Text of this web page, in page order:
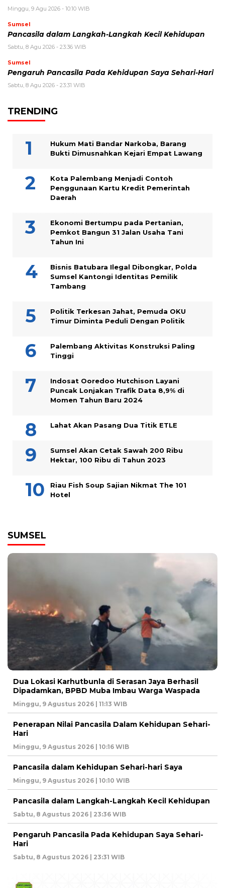
Minggu, 9 Agu 2026 - 10:10 WIB
Sumsel
Pancasila dalam Langkah-Langkah Kecil Kehidupan
Sabtu, 8 Agu 2026 - 23:36 WIB
Sumsel
Pengaruh Pancasila Pada Kehidupan Saya Sehari-Hari
Sabtu, 8 Agu 2026 - 23:31 WIB
TRENDING
Hukum Mati Bandar Narkoba, Barang
Bukti Dimusnahkan Kejari Empat Lawang
Kota Palembang Menjadi Contoh
Penggunaan Kartu Kredit Pemerintah
Daerah
Ekonomi Bertumpu pada Pertanian,
Pemkot Bangun 31 Jalan Usaha Tani
Tahun Ini
Bisnis Batubara Ilegal Dibongkar, Polda
Sumsel Kantongi Identitas Pemilik
Tambang
Politik Terkesan Jahat, Pemuda OKU
Timur Diminta Peduli Dengan Politik
Palembang Aktivitas Konstruksi Paling
Tinggi
Indosat Ooredoo Hutchison Layani
Puncak Lonjakan Trafik Data 8,9% di
Momen Tahun Baru 2024
Lahat Akan Pasang Dua Titik ETLE
Sumsel Akan Cetak Sawah 200 Ribu
Hektar, 100 Ribu di Tahun 2023
Riau Fish Soup Sajian Nikmat The 101
Hotel
SUMSEL
Dua Lokasi Karhutbunla di Serasan Jaya Berhasil
Dipadamkan, BPBD Muba Imbau Warga Waspada
Minggu, 9 Agustus 2026 | 11:13 WIB
Penerapan Nilai Pancasila Dalam Kehidupan Sehari-
Hari
Minggu, 9 Agustus 2026 | 10:16 WIB
Pancasila dalam Kehidupan Sehari-hari Saya
Minggu, 9 Agustus 2026 | 10:10 WIB
Pancasila dalam Langkah-Langkah Kecil Kehidupan
Sabtu, 8 Agustus 2026 | 23:36 WIB
Pengaruh Pancasila Pada Kehidupan Saya Sehari-
Hari
Sabtu, 8 Agustus 2026 | 23:31 WIB